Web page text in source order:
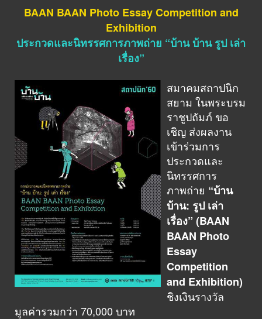
BAAN BAAN Photo Essay Competition and
Exhibition
ประกวดและนิทรรศการภาพถ่าย “บ้าน บ้าน รูป เล่า
เรื่อง”
สมาคมสถาปนิก
สยาม ในพระบรม
ราชูปถัมภ์ ขอ
เชิญ ส่งผลงาน
เข้าร่วมการ
ประกวดและ
นิทรรศการ
ภาพถ่าย “บ้าน
บ้าน: รูป เล่า
เรื่อง” (BAAN
BAAN Photo
Essay
Competition
and Exhibition)
ชิงเงินรางวัล
มูลค่ารวมกว่า 70,000 บาท